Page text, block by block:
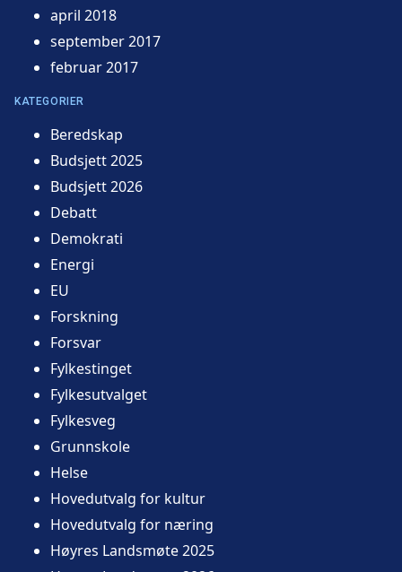
april 2018
september 2017
februar 2017
KATEGORIER
Beredskap
Budsjett 2025
Budsjett 2026
Debatt
Demokrati
Energi
EU
Forskning
Forsvar
Fylkestinget
Fylkesutvalget
Fylkesveg
Grunnskole
Helse
Hovedutvalg for kultur
Hovedutvalg for næring
Høyres Landsmøte 2025